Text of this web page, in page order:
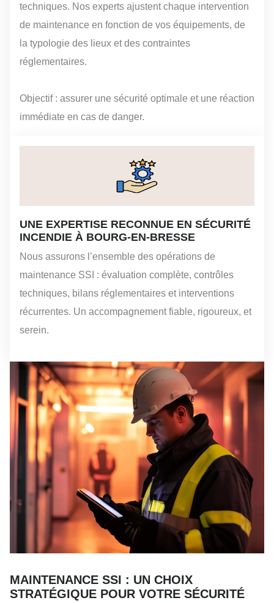
techniques. Nos experts ajustent chaque intervention
de maintenance en fonction de vos équipements, de
la typologie des lieux et des contraintes
réglementaires.
Objectif : assurer une sécurité optimale et une réaction
immédiate en cas de danger.
UNE EXPERTISE RECONNUE EN SÉCURITÉ
INCENDIE À BOURG-EN-BRESSE
Nous assurons l’ensemble des opérations de
maintenance SSI : évaluation complète, contrôles
techniques, bilans réglementaires et interventions
récurrentes. Un accompagnement fiable, rigoureux, et
serein.
MAINTENANCE SSI : UN CHOIX
STRATÉGIQUE POUR VOTRE SÉCURITÉ